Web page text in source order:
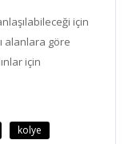
için
alanlara göre
için
kolye